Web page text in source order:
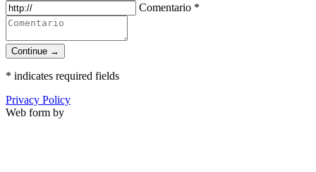
Comentario *
Continue →
* indicates required fields
Privacy Policy
Web form by